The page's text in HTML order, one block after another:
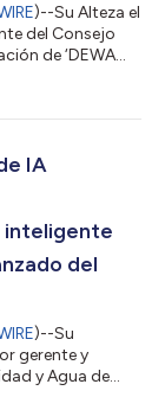
)--Su Alteza el
del Consejo
de ‘DEWA
y
IA
inteligente
del
)--Su
gerente y
y Agua de